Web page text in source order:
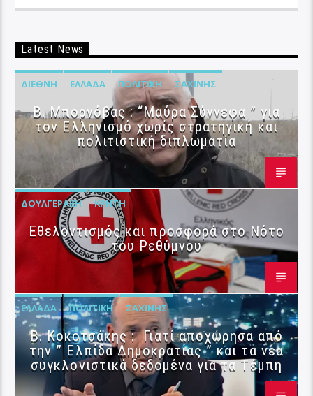
Latest News
ΔΙΕΘΝΉ ΕΛΛΆΔΑ ΠΟΛΙΤΙΚΉ ΣΑΧΊΝΗΣ
B. Μπορνόβας : “Μαύρα Σύννεφα ” για
τον Ελληνισμό χωρίς στρατηγική και
πολιτιστική διπλωματία
ΔΟΥΛΓΕΡΆΚΗ ΚΡΉΤΗ
Εθελοντισμός και προσφορά στο Νότο
του Ρεθύμνου
ΕΛΛΆΔΑ ΠΟΛΙΤΙΚΉ ΣΑΧΊΝΗΣ
Β. Κοκοτσάκης : Γιατί αποχώρησα από
την ” Ελπίδα Δημοκρατίας ” και τα νέα
συγκλονιστικά δεδομένα για τα Τέμπη